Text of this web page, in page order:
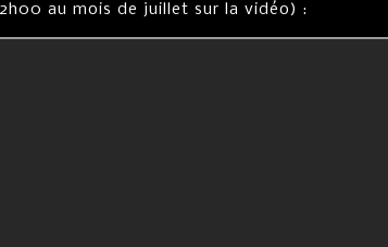
au mois de juillet sur la vidéo) :